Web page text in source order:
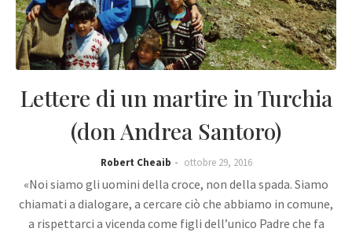
Lettere di un martire in Turchia
(don Andrea Santoro)
Robert Cheaib ottobre 29, 2016
«Noi siamo gli uomini della croce, non della spada. Siamo
chiamati a dialogare, a cercare ciò che abbiamo in comune,
a rispettarci a vicenda come figli dell’unico Padre che fa